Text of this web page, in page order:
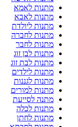
מתנות לאמא
מתנות לאבא
מתנות ליולדת
מתנות לחברה
מתנות לחבר
מתנות לבן זוג
מתנות לבת זוג
מתנות לילדים
מתנות לגננות
מתנות למורים
מתנה לסייעת
מתנות לכלה
מתנות לחתן